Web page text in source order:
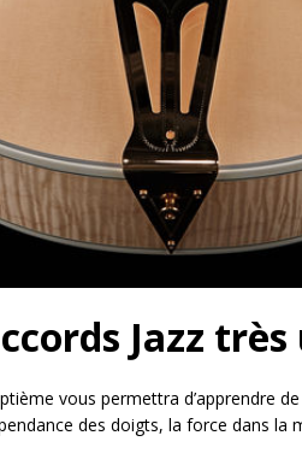
Jazz
vous permettra d’apprendre
des doigts, la force dans la